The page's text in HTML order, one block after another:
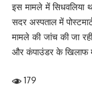
इस मामले में सिधवलिया
सदर अस्पताल में
मामले की जांच की जा
और कंपाउंडर के खिलाफ
179